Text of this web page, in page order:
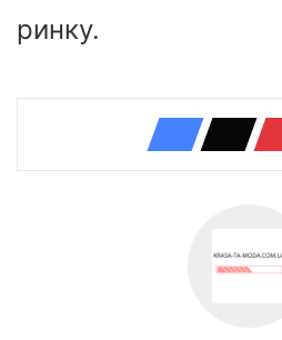
ринку.